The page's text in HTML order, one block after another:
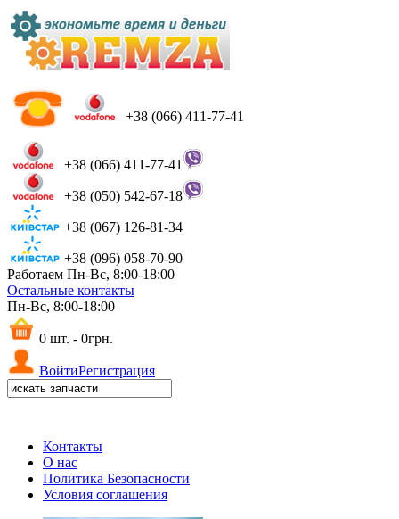
+38 (066) 411-77-41
+38 (066) 411-77-41
+38 (050) 542-67-18
+38 (067) 126-81-34
+38 (096) 058-70-90
Работаем Пн-Вс, 8:00-18:00
Остальные контакты
Пн-Вс, 8:00-18:00
0 шт. - 0грн.
ВойтиРегистрация
Контакты
О нас
Политика Безопасности
Условия соглашения